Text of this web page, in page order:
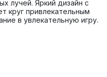
лучей. Яркий дизайн с
круг привлекательным
в увлекательную игру.